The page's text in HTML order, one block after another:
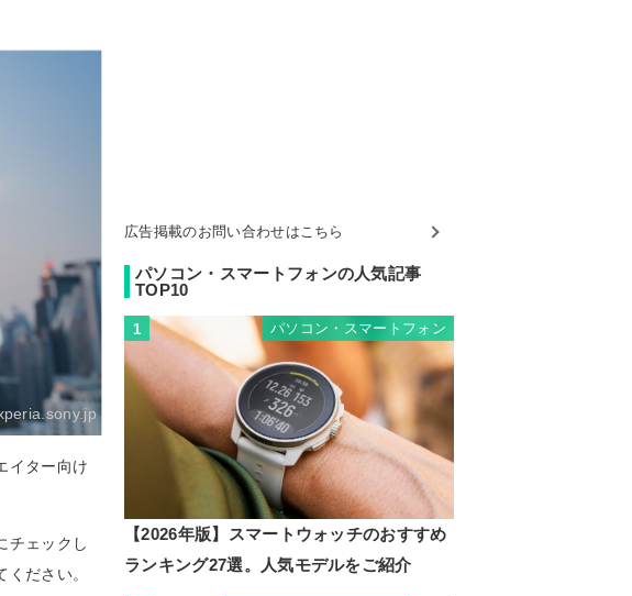
イター向け
チェックし
ださい。
広告掲載のお問い合わせはこちら
パソコン・スマートフォンの人気記事
TOP10
1 パソコン・スマートフォン
【2026年版】スマートウォッチのおすすめ
ランキング27選。人気モデルをご紹介